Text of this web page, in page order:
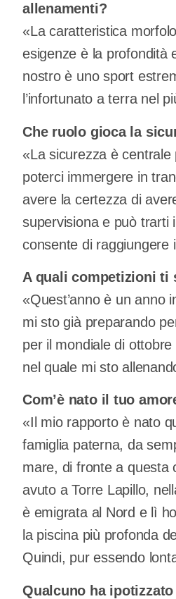
allenamenti?
«La caratteristica
esigenze è la profondità
nostro è uno sport
l’infortunato a terra nel
Che ruolo gioca la
«La sicurezza è
poterci immergere in
avere la certezza di
supervisiona e può trarti
consente di raggiungere
A quali competizioni ti
«Quest’anno è un anno
mi sto già preparando
per il mondiale di
nel quale mi sto
Com’è nato il tuo
«Il mio rapporto è nato
famiglia paterna, da
mare, di fronte a questa
avuto a Torre Lapillo,
è emigrata al Nord e lì
la piscina più profonda
Quindi, pur essendo
Qualcuno ha